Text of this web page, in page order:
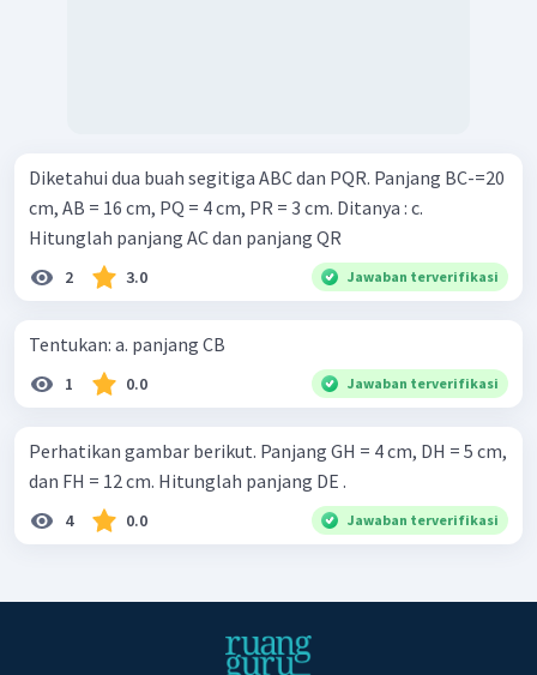
Diketahui dua buah segitiga ABC dan PQR. Panjang BC-=20
cm, AB = 16 cm, PQ = 4 cm, PR = 3 cm. Ditanya : c.
Hitunglah panjang AC dan panjang QR
2 3.0 Jawaban terverifikasi
Tentukan: a. panjang CB
1 0.0 Jawaban terverifikasi
Perhatikan gambar berikut. Panjang GH = 4 cm, DH = 5 cm,
dan FH = 12 cm. Hitunglah panjang DE .
4 0.0 Jawaban terverifikasi